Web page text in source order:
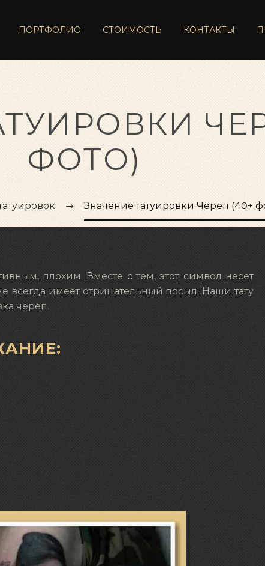
ПОРТФОЛИО СТОИМОСТЬ КОНТАКТЫ
ФОТО)
Значение татуировки Череп (40+
плохим. Вместе с тем, этот символ несет
всегда имеет отрицательный посыл. Наши тату
череп.